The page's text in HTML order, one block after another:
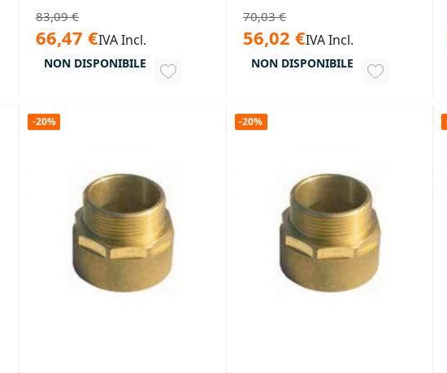
83,09 €
66,47 €IVA Incl.
NON DISPONIBILE
AGGIUNGI
70,03 €
56,02 €IVA Incl.
NON DISPONIBILE
AGGIUNGI
-20% -20%